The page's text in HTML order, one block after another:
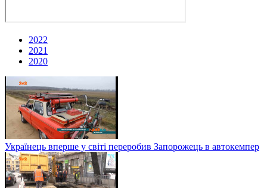
2022
2021
2020
Українець вперше у світі переробив Запорожець в автокемпер